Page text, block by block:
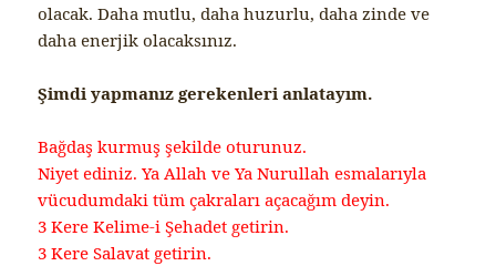
olacak. Daha mutlu, daha huzurlu, daha zinde ve
daha enerjik olacaksınız.
Şimdi yapmanız gerekenleri anlatayım.
Bağdaş kurmuş şekilde oturunuz.
Niyet ediniz. Ya Allah ve Ya Nurullah esmalarıyla
vücudumdaki tüm çakraları açacağım deyin.
3 Kere Kelime-i Şehadet getirin.
3 Kere Salavat getirin.